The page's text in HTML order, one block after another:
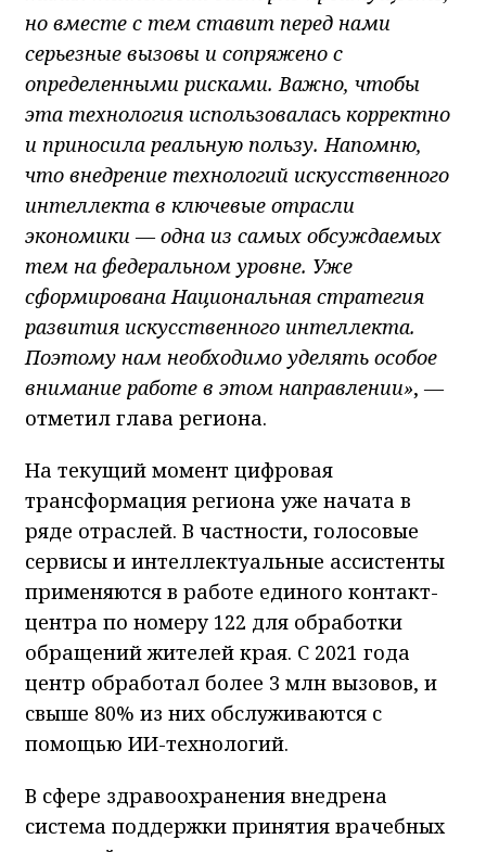
но вместе с тем ставит перед нами
серьезные вызовы и сопряжено с
определенными рисками. Важно, чтобы
эта технология использовалась корректно
и приносила реальную пользу. Напомню,
что внедрение технологий искусственного
интеллекта в ключевые отрасли
экономики — одна из самых обсуждаемых
тем на федеральном уровне. Уже
сформирована Национальная стратегия
развития искусственного интеллекта.
Поэтому нам необходимо уделять особое
внимание работе в этом направлении»,—
отметил глава региона.
На текущий момент цифровая
трансформация региона уже начата в
ряде отраслей. В частности, голосовые
сервисы и интеллектуальные ассистенты
применяются в работе единого контакт-
центра по номеру 122 для обработки
обращений жителей края. С 2021 года
центр обработал более 3 млн вызовов, и
свыше 80% из них обслуживаются с
помощью ИИ-технологий.
В сфере здравоохранения внедрена
система поддержки принятия врачебных